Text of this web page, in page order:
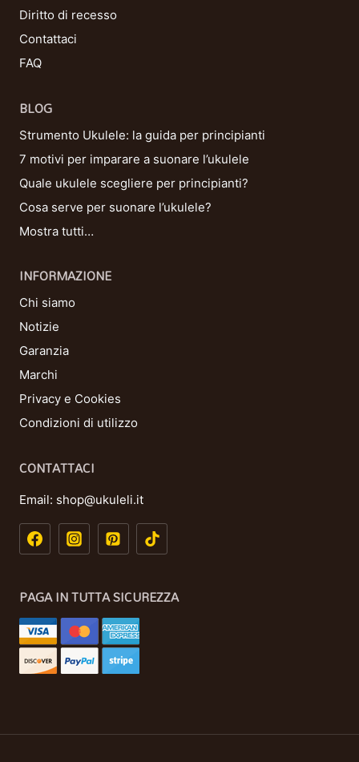
Diritto di recesso
Contattaci
FAQ
BLOG
Strumento Ukulele: la guida per principianti
7 motivi per imparare a suonare l’ukulele
Quale ukulele scegliere per principianti?
Cosa serve per suonare l’ukulele?
Mostra tutti…
INFORMAZIONE
Chi siamo
Notizie
Garanzia
Marchi
Privacy e Cookies
Condizioni di utilizzo
CONTATTACI
Email: shop@ukuleli.it
PAGA IN TUTTA SICUREZZA